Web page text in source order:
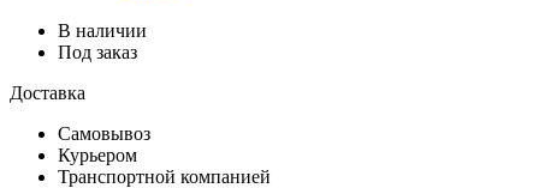
В наличии
Под заказ
Доставка
Самовывоз
Курьером
Транспортной компанией